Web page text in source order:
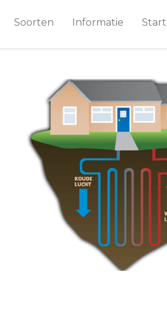
Soorten Informatie